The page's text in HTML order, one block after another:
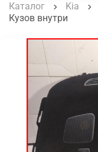
Каталог Kia
Кузов внутри